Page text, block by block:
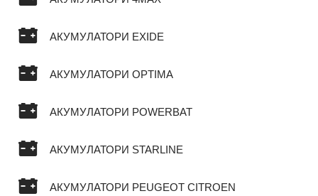
АКУМУЛАТОРИ EXIDE
АКУМУЛАТОРИ OPTIMA
АКУМУЛАТОРИ POWERBAT
АКУМУЛАТОРИ STARLINE
АКУМУЛАТОРИ PEUGEOT CITROEN